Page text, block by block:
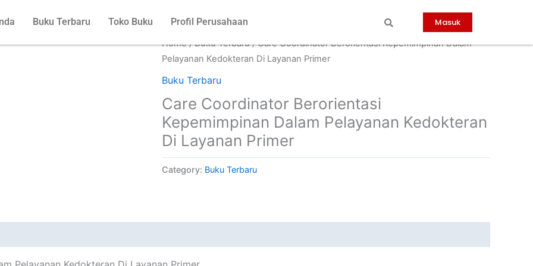
Buku Terbaru Toko Buku Profil Perusahaan Masuk
Home/Buku Terbaru/ Care Coordinator Berorientasi Kepemimpinan Dalam
Pelayanan Kedokteran Di Layanan Primer
Buku Terbaru
Care Coordinator Berorientasi
Kepemimpinan Dalam Pelayanan Kedokteran
Di Layanan Primer
Category: Buku Terbaru